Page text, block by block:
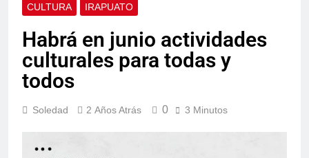
CULTURA IRAPUATO
Habrá en junio actividades
culturales para todas y
todos
Soledad 2 Años Atrás 0 3 Minutos